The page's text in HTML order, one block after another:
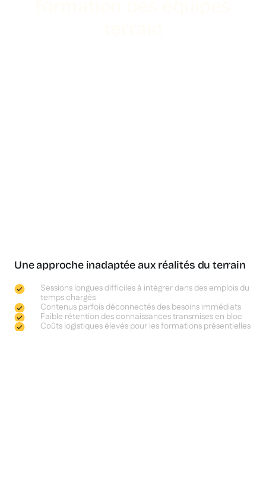
Une approche inadaptée aux réalités du terrain
Sessions longues difficiles à intégrer dans des emplois du
temps chargés
Contenus parfois déconnectés des besoins immédiats
Faible rétention des connaissances transmises en bloc
Coûts logistiques élevés pour les formations présentielles